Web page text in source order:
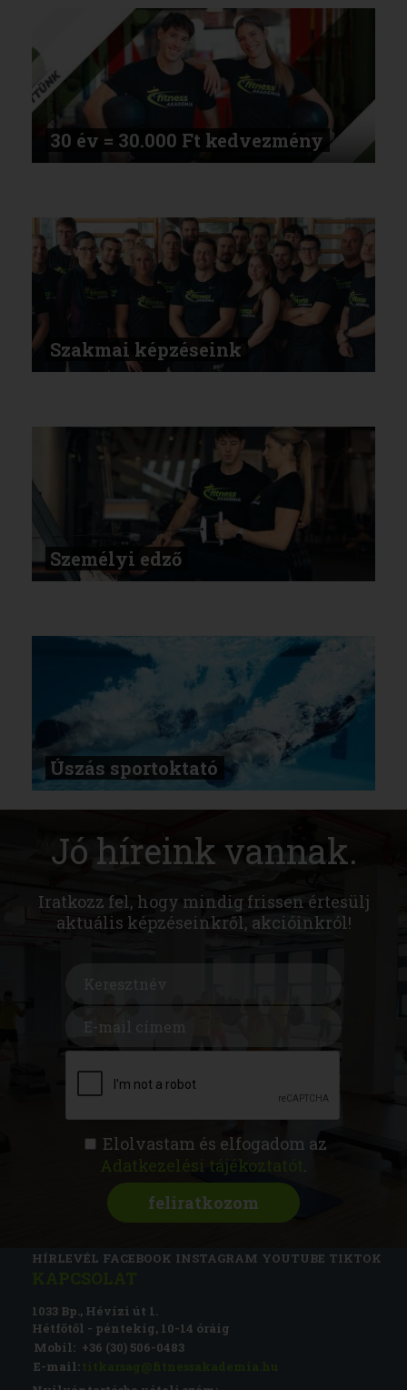
30 év = 30.000 Ft kedvezmény
Szakmai képzéseink
Személyi edző
Úszás sportoktató
Jó híreink vannak.
Iratkozz fel, hogy mindig frissen értesülj
aktuális képzéseinkről, akcióinkról!
Elolvastam és elfogadom az
Adatkezelési tájékoztatót .
FITNESS AKADÉMIA
RÓLUNK MAGAZIN
CSATLAKOZZ
HÍRLEVÉL FACEBOOK INSTAGRAM YOUTUBE TIKTOK
1033 Bp., Hévízi út 1.
Hétfőtől - péntekig, 10-14 óráig
Mobil: +36 (30) 506-0483
E-mail: